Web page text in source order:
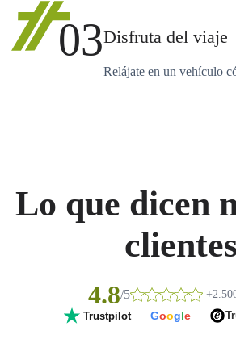
03Disfruta del viaje
Relájate en un vehículo
Lo que dicen
clientes
4.8/5
Trustpilot Google